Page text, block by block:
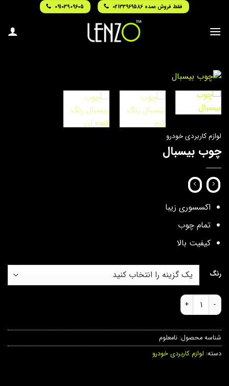
content
فقط فروش عمده 02133969586 09103909605
لوازم کاربردی خودرو
چوب بیسبال
اکسسوری زیبا
تمام چوب
کیفیت بالا
رنگ
چوب بیسبال عدد
شناسه محصول: نامعلوم
دسته: لوازم کاربردی خودرو